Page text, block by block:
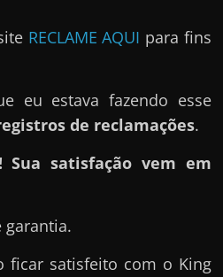
RECLAME AQUI para fins
eu estava fazendo esse
de reclamações.
Sua satisfação vem em
garantia.
ficar satisfeito com o King